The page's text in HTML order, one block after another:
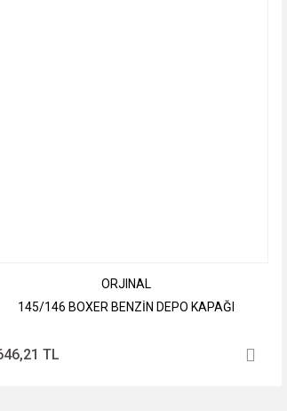
ORJINAL
145/146 BOXER BENZİN DEPO KAPAĞI
TL